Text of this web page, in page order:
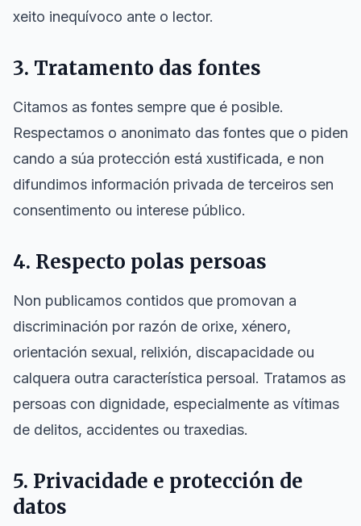
xeito inequívoco ante o lector.
3. Tratamento das fontes
Citamos as fontes sempre que é posible.
Respectamos o anonimato das fontes que o piden
cando a súa protección está xustificada, e non
difundimos información privada de terceiros sen
consentimento ou interese público.
4. Respecto polas persoas
Non publicamos contidos que promovan a
discriminación por razón de orixe, xénero,
orientación sexual, relixión, discapacidade ou
calquera outra característica persoal. Tratamos as
persoas con dignidade, especialmente as vítimas
de delitos, accidentes ou traxedias.
5. Privacidade e protección de
datos